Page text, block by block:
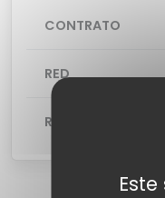
CONTRATO
RED
ROUTER : ZYXEL